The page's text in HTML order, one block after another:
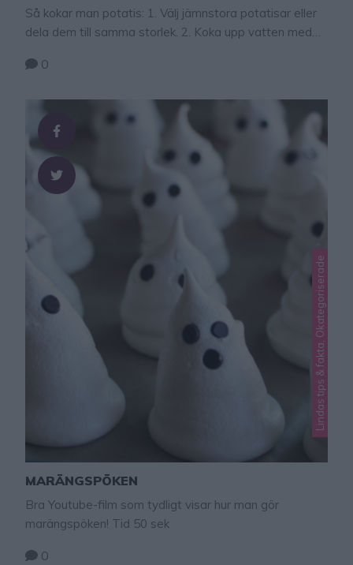
Så kokar man potatis: 1. Välj jämnstora potatisar eller
dela dem till samma storlek. 2. Koka upp vatten med
potatisen, vattnet ska precis bara täcka potatisen. 4.
lock. 5. Avsluta kokningen då rätt innertemperatur
nåtts, använd …
0
Lindas tips & fakta, Okategoriserade
MARÄNGSPÖKEN
Bra Youtube-film som tydligt visar hur man gör
marängspöken! Tid 50 sek
0